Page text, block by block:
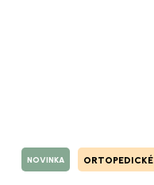
NOVINKA ORTOPEDICKÉ